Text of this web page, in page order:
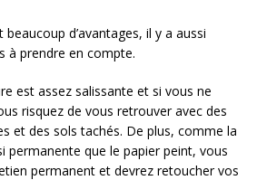
d’avantages, il y a aussi
à prendre en compte.
est assez salissante et si vous ne
risquez de vous retrouver avec des
et des sols tachés. De plus, comme la
permanente que le papier peint, vous
permanent et devrez retoucher vos